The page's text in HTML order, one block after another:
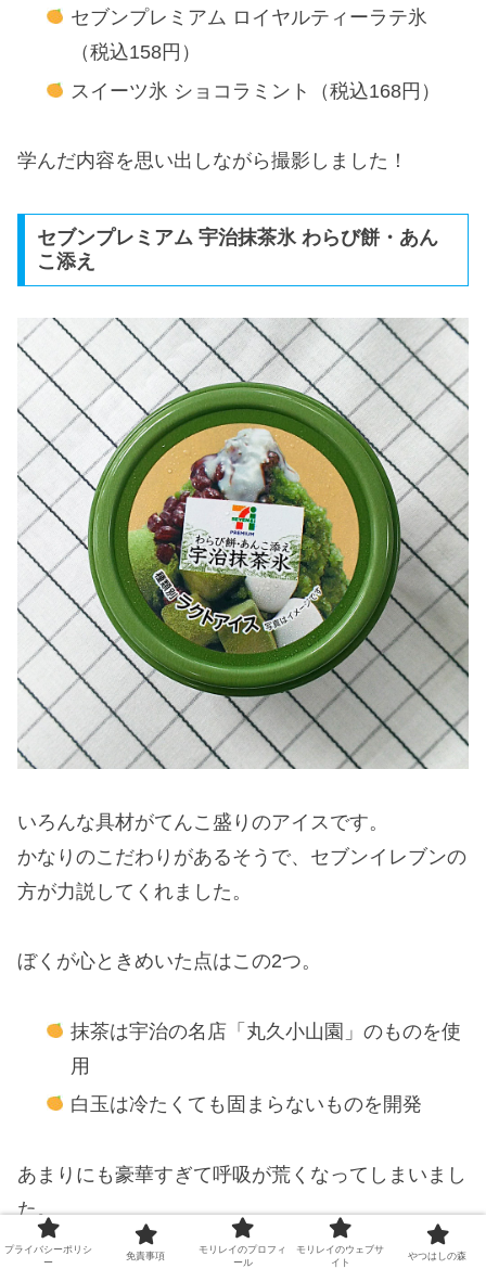
セブンプレミアム ロイヤルティーラテ氷
（税込158円）
スイーツ氷 ショコラミント（税込168円）
学んだ内容を思い出しながら撮影しました！
セブンプレミアム 宇治抹茶氷 わらび餅・あん
こ添え
いろんな具材がてんこ盛りのアイスです。
かなりのこだわりがあるそうで、セブンイレブンの
方が力説してくれました。
ぼくが心ときめいた点はこの2つ。
抹茶は宇治の名店「丸久小山園」のものを使
用
白玉は冷たくても固まらないものを開発
あまりにも豪華すぎて呼吸が荒くなってしまいまし
た。
プライバシーポリシ
ー
免責事項
モリレイのプロフィ
ール
モリレイのウェブサ
イト
やつはしの森